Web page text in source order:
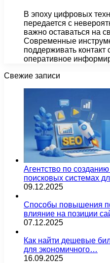
В эпоху цифровых
передается с
важно оставаться на
Современные
поддерживать контакт
оперативное
Свежие записи
Агентство по
поисковых системах
09.12.2025
Способы повышения
влияние на позиции
07.12.2025
Как найти дешевые
для экономичного…
16.09.2025